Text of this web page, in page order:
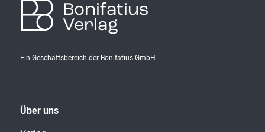
Bonifatius
Verlag
Ein Geschäftsbereich der Bonifatius GmbH
Über uns